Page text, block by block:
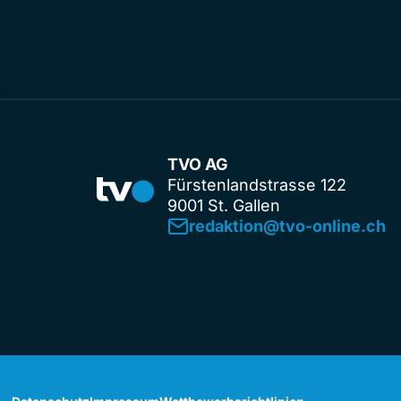
TVO AG
Fürstenlandstrasse 122
9001 St. Gallen
redaktion@tvo-online.ch